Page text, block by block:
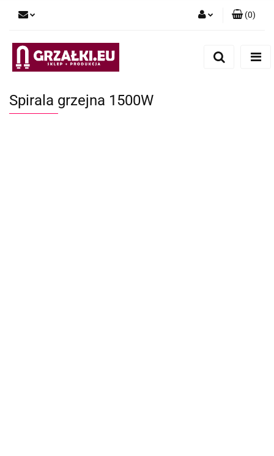
(0)
Spirala grzejna 1500W